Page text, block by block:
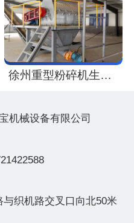
徐州重型粉碎机生产线现场
机械设备有限公司
织机路交叉口向北50米